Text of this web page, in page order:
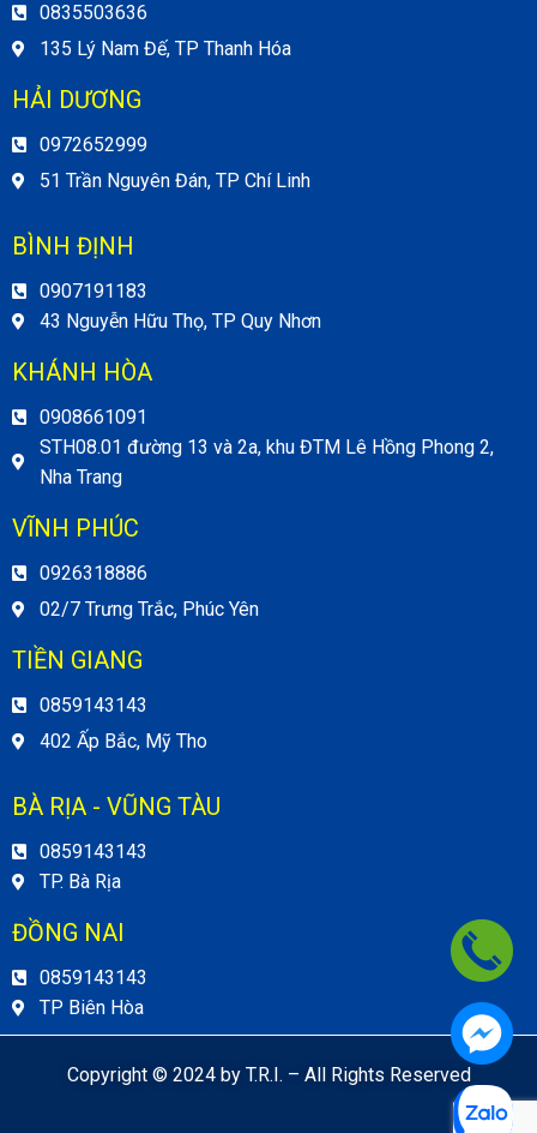
0835503636
135 Lý Nam Đế, TP Thanh Hóa
HẢI DƯƠNG
0972652999
51 Trần Nguyên Đán, TP Chí Linh
BÌNH ĐỊNH
0907191183
43 Nguyễn Hữu Thọ, TP Quy Nhơn
KHÁNH HÒA
0908661091
STH08.01 đường 13 và 2a, khu ĐTM Lê Hồng Phong 2,
Nha Trang
VĨNH PHÚC
0926318886
02/7 Trưng Trắc, Phúc Yên
TIỀN GIANG
0859143143
402 Ấp Bắc, Mỹ Tho
BÀ RỊA - VŨNG TÀU
0859143143
TP. Bà Rịa
ĐỒNG NAI
0859143143
TP Biên Hòa
Copyright © 2024 by T.R.I. – All Rights Reserved